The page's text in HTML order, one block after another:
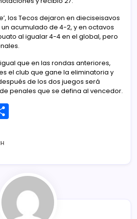
los Tecos dejaron en dieciseisavos
acumulado de 4-2, y en octavos
al igualar 4-4 en el global, pero
que en las rondas anteriores,
el club que gane la eliminatoria y
de los dos juegos será
penales que se defina al vencedor.
ar
tir